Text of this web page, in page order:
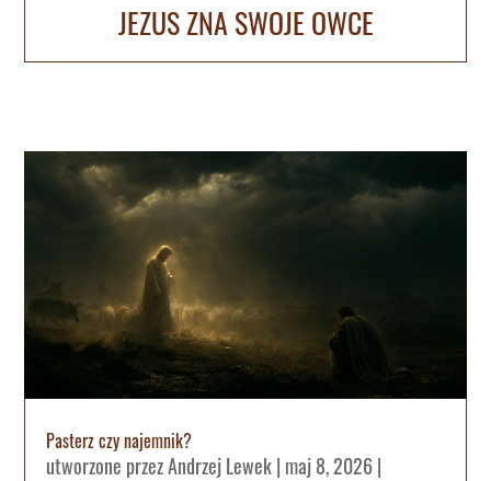
JEZUS ZNA SWOJE OWCE
Pasterz czy najemnik?
utworzone przezAndrzej Lewek| maj 8, 2026|